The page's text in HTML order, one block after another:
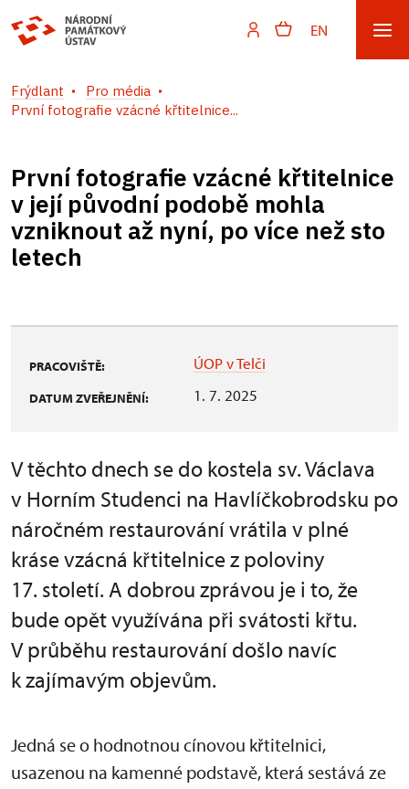
EN
Frýdlant
Pro média
První fotografie vzácné křtitelnice...
První fotografie vzácné křtitelnice
v její původní podobě mohla
vzniknout až nyní, po více než sto
letech
PRACOVIŠTĚ: ÚOP v Telči
DATUM ZVEŘEJNĚNÍ: 1. 7. 2025
V těchto dnech se do kostela sv. Václava
v Horním Studenci na Havlíčkobrodsku po
náročném restaurování vrátila v plné
kráse vzácná křtitelnice z poloviny
17. století. A dobrou zprávou je i to, že
bude opět využívána při svátosti křtu.
V průběhu restaurování došlo navíc
k zajímavým objevům.
Jedná se o hodnotnou cínovou křtitelnici,
usazenou na kamenné podstavě, která sestává ze